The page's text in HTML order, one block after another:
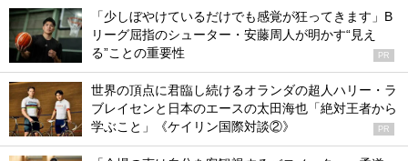
「少しぼやけているだけでも感覚が狂ってきます」B
リーグ屈指のシューター・安藤周人が明かす“見え
る”ことの重要性
PR
世界の頂点に君臨し続けるオランダの超人ハリー・ラ
ブレイセンと日本のエースの太田海也「絶対王者から
学ぶこと」《ケイリン国際対談②》
PR